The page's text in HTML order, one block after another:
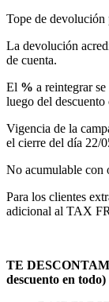
Tope de devolución
La devolución
de cuenta.
El % a reintegrar
luego del
Vigencia de la
el cierre del día 22/
No acumulable con
Para los clientes
adicional al TAX
TE
descuento en todo)